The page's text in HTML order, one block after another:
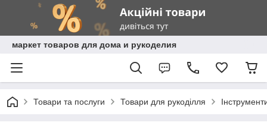
маркет товаров для дома и рукоделия
Товари та послуги Товари для рукоділля